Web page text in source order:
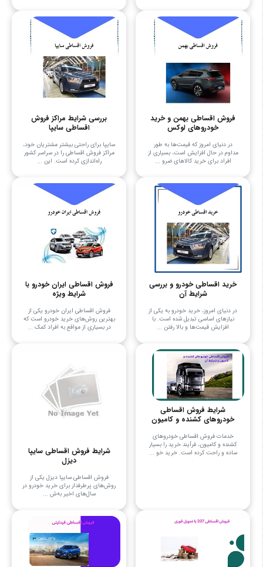
فروش اقساطی بهمن و خرید
خودروهای لوکس
در دنیای امروز که قیمت‌ها به طور
مداوم در حال افزایش است، بسیاری از
افراد برای خرید کالاهای ضرو ...
بررسی شرایط مراکز فروش
اقساطی سایپا
سایپا برای راحتی بیشتر مشتریان خود،
مراکز فروش اقساطی را در سراسر کشور
راه‌اندازی کرده است. این ...
خرید اقساطی خودرو و بررسی
شرایط آن
در دنیای امروز، خرید خودرو به یکی از
نیازهای اساسی تبدیل شده است. با
افزایش قیمت‌ها و بالا رفتن ...
فروش اقساطی ایران خودرو با
شرایط ویژه
فروش اقساطی ایران خودرو یکی از
بهترین روش‌های خرید خودرو است که
در بسیاری از مواقع به افراد کمک ...
شرایط فروش اقساطی
خودروهای کشنده و کامیون
خدمات فروش اقساطی خودروهای
کشنده و کامیون، فرآیند خرید را بسیار
ساده و راحت کرده است. خرید خو ...
شرایط فروش اقساطی سایپا
دیزل
فروش اقساطی سایپا دیزل یکی از
روش‌های پرطرفدار برای خرید خودرو در
سال‌های اخیر به‌ش ...